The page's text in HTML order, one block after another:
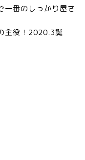
番のしっかり屋さ
主役！2020.3誕